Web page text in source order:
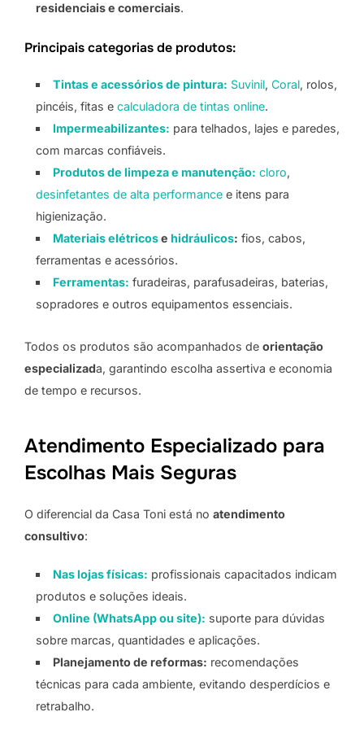
residenciais e comerciais.
Principais categorias de produtos:
Tintas e acessórios de pintura: Suvinil, Coral, rolos,
pincéis, fitas ecalculadora de tintas online.
Impermeabilizantes: para telhados, lajes e paredes,
com marcas confiáveis.
Produtos de limpeza e manutenção: cloro,
desinfetantes de alta performance e itens para
higienização.
Materiais elétricose hidráulicos: fios, cabos,
ferramentas e acessórios.
Ferramentas: furadeiras, parafusadeiras, baterias,
sopradores e outros equipamentos essenciais.
Todos os produtos são acompanhados de orientação
especializada, garantindo escolha assertiva e economia
de tempo e recursos.
Atendimento Especializado para
Escolhas Mais Seguras
O diferencial da Casa Toni está no atendimento
consultivo:
Nas lojas físicas: profissionais capacitados indicam
produtos e soluções ideais.
Online (WhatsApp ou site): suporte para dúvidas
sobre marcas, quantidades e aplicações.
Planejamento de reformas: recomendações
técnicas para cada ambiente, evitando desperdícios e
retrabalho.